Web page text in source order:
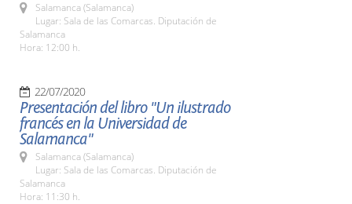
Salamanca (Salamanca)
Lugar: Sala de las Comarcas. Diputación de
Salamanca
Hora: 12:00 h.
22/07/2020
Presentación del libro "Un ilustrado
francés en la Universidad de
Salamanca"
Salamanca (Salamanca)
Lugar: Sala de las Comarcas. Diputación de
Salamanca
Hora: 11:30 h.